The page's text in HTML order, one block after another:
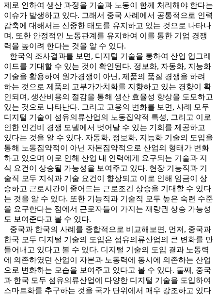
제로 인하여 생산 과정을 기술과 노동이 함께 처리해야 한다는
이슈가 발생하고 있다. 그래서 중국 사례에서 공통적으로 인력
감축에 대해서는 신중한 태도를 유지하고 있는 것으로 나타나
며, 또한 안정적인 노동관계를 유지하여 이를 통한 기업 경쟁
력을 높이려 한다는 것을 알 수 있다.
한국의 조사결과를 보면, 디지털 기술을 통하여 산업 업그레
이드를 기대할 수 있는 것이 확인된다. 정보화, 자동화, 지능화
기술을 활용하여 원가경쟁이 아닌, 제품의 품질 경쟁을 하려
하는 것으로 제품의 고부가가치화를 지향하고 있는 경향이 확
인되며, 생산비용의 절감을 통해 생산 효율성 향상을 도모하고
있는 것으로 나타난다. 그리고 고용의 변화를 보면, 사례 모두
디지털 기술이 섬유의류산업의 노동집약적 특성, 그리고 이로
인한 인건비 경쟁 모델에서 벗어날 수 있는 기회를 제공하고
있다는 것을 알 수 있다. 자동화, 정보화, 지능화 기술의 도입을
통해 노동집약적이 아닌 자본집약적으로 산업의 형태가 변화
하고 있으며 이로 인해 산업 내 인력에게 요구되는 기술과 지
식 요건이 상승될 가능성을 보여주고 있다. 현장 기능직과 기
술직 모두 지식과 기술 요건이 향상되고 이로 인해 임금이 상
승하고 근로시간이 줄어드는 근로조건 상승을 기대할 수 있다
는 것을 알 수 있다. 또한 기능직과 기술직 모두 높은 숙련 수준
을 요구한다는 점에서 근로자들이 가지는 재량권 상승 가능성
도 보여준다고 볼 수 있다.
중국과 한국의 사례를 종합적으로 비교해보면, 먼저, 중국과
한국 모두 디지털 기술의 도입은 섬유의류산업의 큰 변화를 만
들어내고 있다고 볼 수 있다. 디지털 기술의 도입 결과 노동력
에 의존하였던 산업이 자본과 노동력에 동시에 의존하는 산업
으로 변화하는 모습을 보여주고 있다고 볼 수 있다. 둘째, 중국
과 한국 모두 섬유의류산업에 다양한 디지털 기술을 도입하여
스마트화를 추구하는 것을 국가 단위에서 매우 강조하고 있다